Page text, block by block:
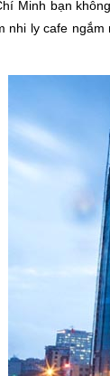
Minh bạn
nhi ly cafe